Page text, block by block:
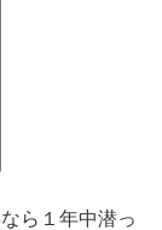
ら１年中潜っ